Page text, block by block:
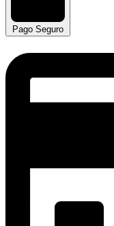
Pago Seguro